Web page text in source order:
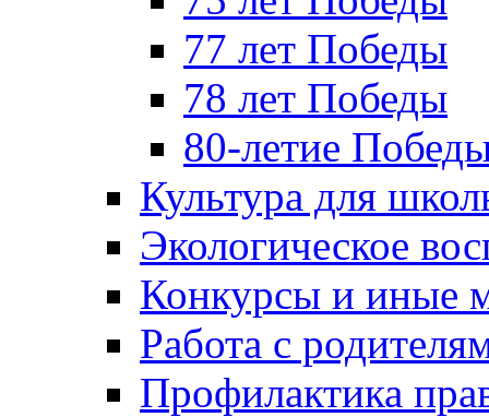
77 лет Победы
78 лет Победы
80-летие
Культура для
Экологическое
Конкурсы и иные
Работа с
Профилактика